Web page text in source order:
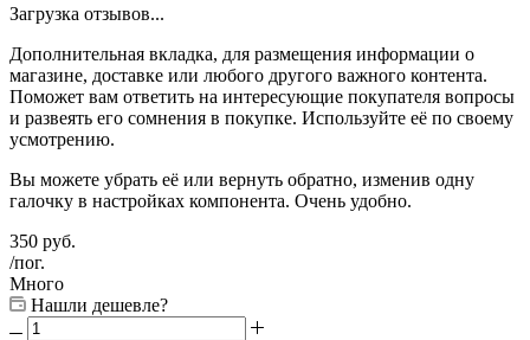
Загрузка отзывов...
Дополнительная вкладка, для размещения информации о
магазине, доставке или любого другого важного контента.
Поможет вам ответить на интересующие покупателя вопросы
и развеять его сомнения в покупке. Используйте её по своему
усмотрению.
Вы можете убрать её или вернуть обратно, изменив одну
галочку в настройках компонента. Очень удобно.
350 руб.
/пог.
Много
Нашли дешевле?